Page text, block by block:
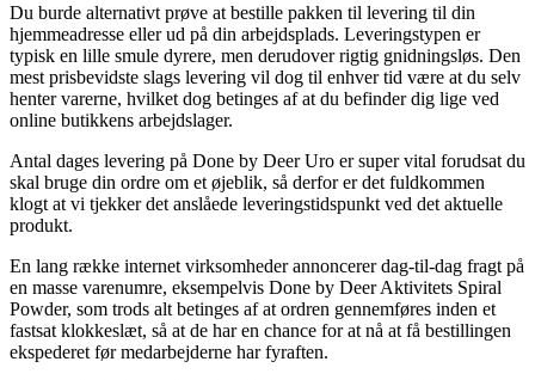
Du burde alternativt prøve at bestille pakken til levering til din
hjemmeadresse eller ud på din arbejdsplads. Leveringstypen er
typisk en lille smule dyrere, men derudover rigtig gnidningsløs. Den
mest prisbevidste slags levering vil dog til enhver tid være at du selv
henter varerne, hvilket dog betinges af at du befinder dig lige ved
online butikkens arbejdslager.
Antal dages levering på Done by Deer Uro er super vital forudsat du
skal bruge din ordre om et øjeblik, så derfor er det fuldkommen
klogt at vi tjekker det anslåede leveringstidspunkt ved det aktuelle
produkt.
En lang række internet virksomheder annoncerer dag-til-dag fragt på
en masse varenumre, eksempelvis Done by Deer Aktivitets Spiral
Powder, som trods alt betinges af at ordren gennemføres inden et
fastsat klokkeslæt, så at de har en chance for at nå at få bestillingen
ekspederet før medarbejderne har fyraften.